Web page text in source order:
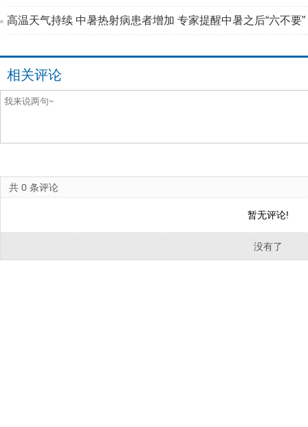
高温天气持续 中暑热射病患者增加 专家提醒中暑之后“六不要”
相关评论
共 0 条评论
暂无评论!
没有了